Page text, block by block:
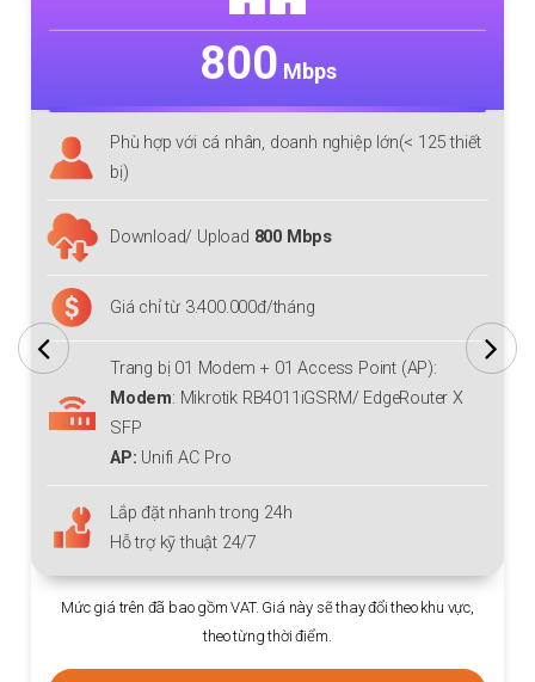
800 Mbps
Phù hợp với cá nhân, doanh nghiệp lớn(< 125 thiết
bị)
Download/ Upload 800 Mbps
Giá chỉ từ 3.400.000đ/tháng
Trang bị 01 Modem + 01 Access Point (AP):
Modem: Mikrotik RB4011iGSRM/ EdgeRouter X
SFP
AP: Unifi AC Pro
Lắp đặt nhanh trong 24h
Hỗ trợ kỹ thuật 24/7
Mức giá trên đã bao gồm VAT. Giá này sẽ thay đổi theo khu vực,
theo từng thời điểm.